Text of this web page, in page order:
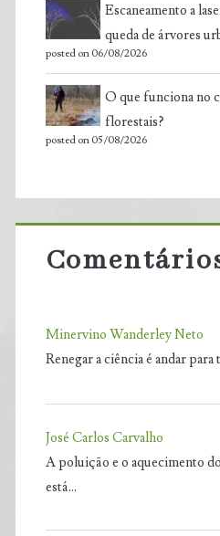
Escaneamento a
queda de árvores
posted on 06/08/2026
O que funciona no
florestais?
posted on 05/08/2026
Minervino Wanderley Neto
Renegar a ciência é andar para
José Carlos Carvalho
A poluição e o aquecimento
está…